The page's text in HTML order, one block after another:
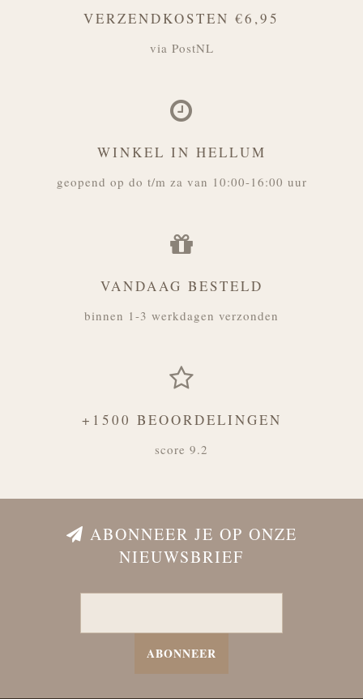
VERZENDKOSTEN €6,95
via PostNL
WINKEL IN HELLUM
geopend op do t/m za van 10:00-16:00 uur
VANDAAG BESTELD
binnen 1-3 werkdagen verzonden
+1500 BEOORDELINGEN
score 9.2
ABONNEER JE OP ONZE
NIEUWSBRIEF
ABONNEER